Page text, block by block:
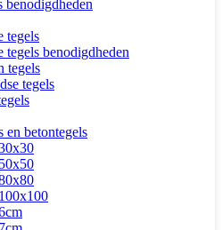
benodigdheden
tegels
tegels benodigdheden
tegels
tegels
en betontegels